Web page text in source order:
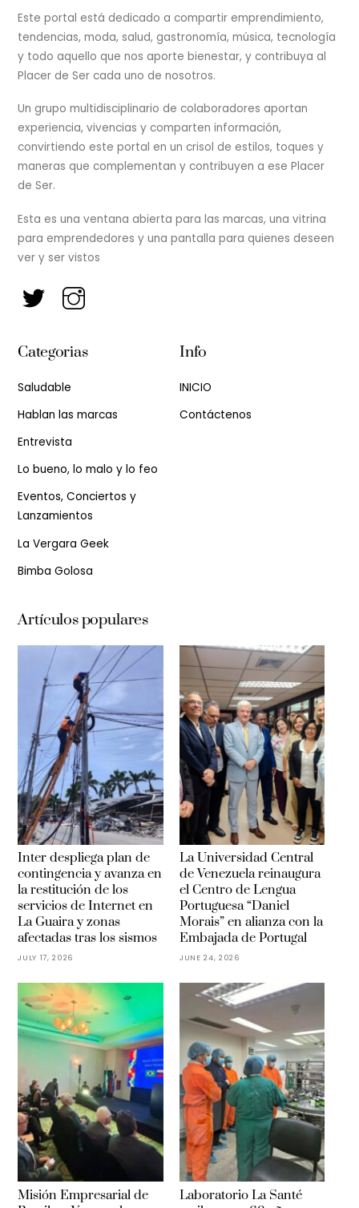
Top
Este portal está dedicado a compartir emprendimiento,
tendencias, moda, salud, gastronomía, música, tecnología
y todo aquello que nos aporte bienestar, y contribuya al
Placer de Ser cada uno de nosotros.
Un grupo multidisciplinario de colaboradores aportan
experiencia, vivencias y comparten información,
convirtiendo este portal en un crisol de estilos, toques y
maneras que complementan y contribuyen a ese Placer
de Ser.
Esta es una ventana abierta para las marcas, una vitrina
para emprendedores y una pantalla para quienes deseen
ver y ser vistos
Categorias
Saludable
Hablan las marcas
Entrevista
Lo bueno, lo malo y lo feo
Eventos, Conciertos y
Lanzamientos
La Vergara Geek
Bimba Golosa
Info
INICIO
Contáctenos
Artículos populares
Inter despliega plan de
contingencia y avanza en
la restitución de los
servicios de Internet en
La Guaira y zonas
afectadas tras los sismos
JULY 17, 2026
La Universidad Central
de Venezuela reinaugura
el Centro de Lengua
Portuguesa “Daniel
Morais” en alianza con la
Embajada de Portugal
JUNE 24, 2026
Misión Empresarial de
Laboratorio La Santé